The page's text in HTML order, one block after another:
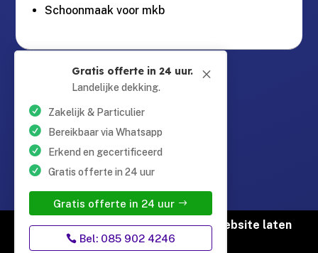
Schoonmaak voor mkb
Guntersteinweg 377,
2531KA Den Haag

 085 90 24 24 6
M
Gratis offerte in 24 uur.
Landelijke dekking.
Zakelijk & Particulier
Bereikbaar via Whatsapp
Erkend en gecertificeerd
Gratis offerte in 24 uur
Gratis offerte in 24 uur
Bel: 085 902 4246
© Copyright Schoonmaak Totaal | Website laten
maken door Flexamedia